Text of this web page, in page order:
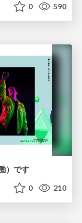
0 590
）です
0 210